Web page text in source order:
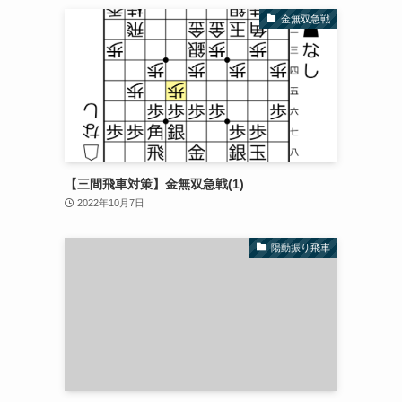
金無双急戦
【三間飛車対策】金無双急戦(1)
2022年10月7日
陽動振り飛車